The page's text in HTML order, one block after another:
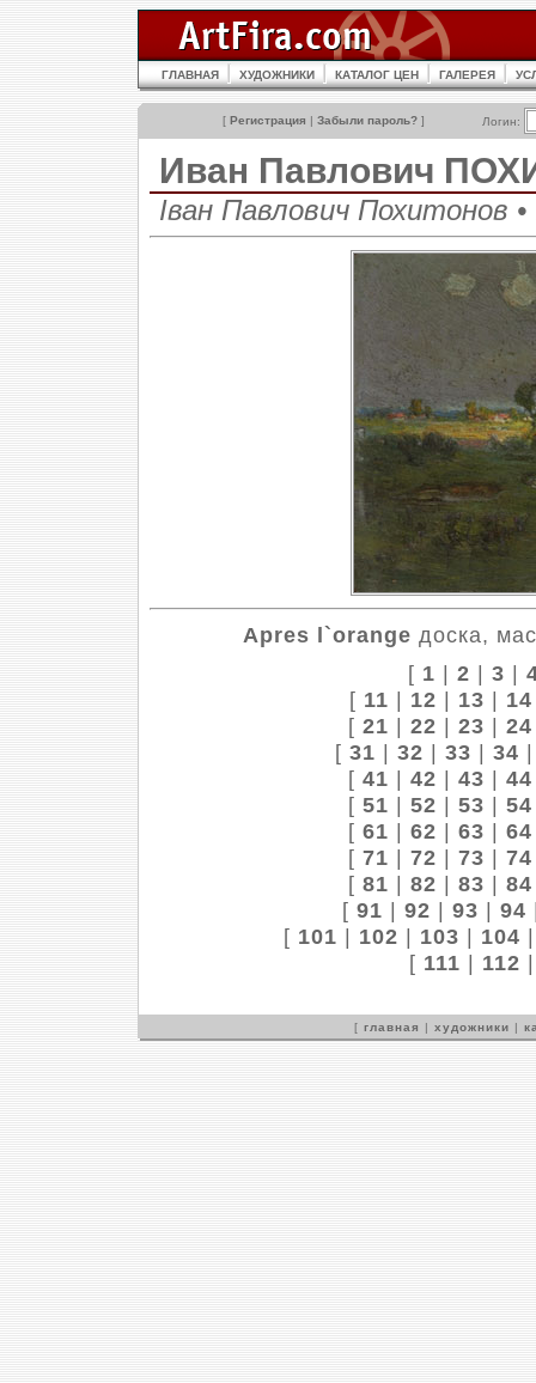
ГЛАВНАЯ ХУДОЖНИКИ КАТАЛОГ ЦЕН ГАЛЕРЕЯ
[ Регистрация | Забыли пароль? ] Логин:
Иван Павлович
Іван Павлович Похитонов
Apres l`orange доска,
[ 1 | 2 | 3 |
[ 11 | 12 | 13 | 14
[ 21 | 22 | 23 | 24
[ 31 | 32 | 33 | 34
[ 41 | 42 | 43 | 44
[ 51 | 52 | 53 | 54
[ 61 | 62 | 63 | 64
[ 71 | 72 | 73 | 74
[ 81 | 82 | 83 | 84
[ 91 | 92 | 93 | 94
[ 101 | 102 | 103 | 104
[ 111 | 112
[ главная | художники |